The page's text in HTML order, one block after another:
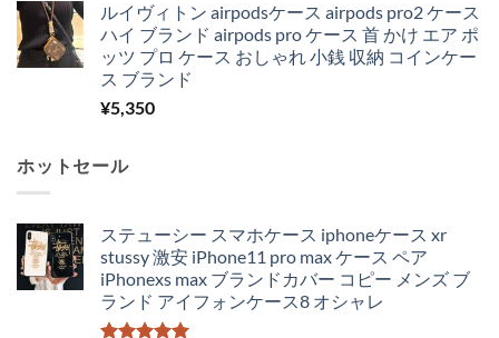
ルイヴィトン airpodsケース airpods pro2 ケース
ハイ ブランド airpods pro ケース 首 かけ エア ポ
ッツ プロ ケース おしゃれ 小銭 収納 コインケー
ス ブランド
¥5,350
ホットセール
ステューシー スマホケース iphoneケース xr
stussy 激安 iPhone11 pro max ケース ペア
iPhonexs max ブランドカバー コピー メンズ ブ
ランド アイフォンケース8 オシャレ